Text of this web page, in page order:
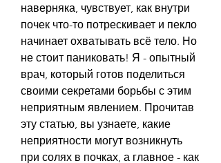
наверняка, чувствует, как внутри
почек что-то потрескивает и пекло
начинает охватывать всё тело. Но
не стоит паниковать! Я - опытный
врач, который готов поделиться
своими секретами борьбы с этим
неприятным явлением. Прочитав
эту статью, вы узнаете, какие
неприятности могут возникнуть
при солях в почках, а главное - как